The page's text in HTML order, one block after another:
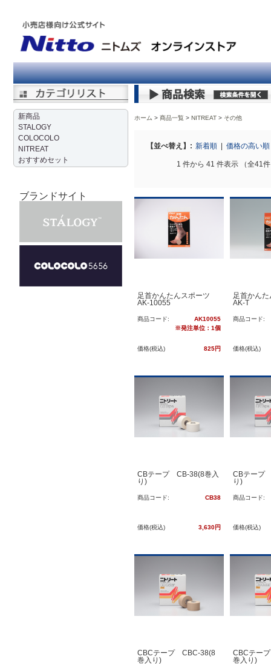
新商品
STALOGY
COLOCOLO
NITREAT
おすすめセット
ブランドサイト
ホーム 商品一覧 NITREAT > その他
【並べ替え】: 新着順 価格の高い順
1 件から 41 件表示 （全41
足首かんたんスポーツ
AK-10055
商品コード:
AK10055
※発注単位：1個
価格(税込) 825円
足首かん
AK-T
商品コード:
価格(税込)
CBテープ CB-38(8巻入
り)
商品コード: CB38
価格(税込) 3,630円
CBテープ
り)
商品コード:
価格(税込)
CBCテープ CBC-38(8
巻入り)
CBCテー
巻入り)